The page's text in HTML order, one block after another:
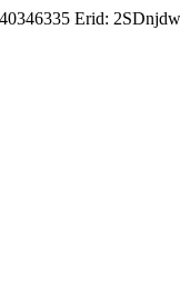
Erid: